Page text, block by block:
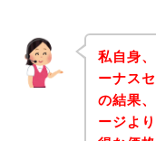
私自身
ーナス
の結果
ージよ